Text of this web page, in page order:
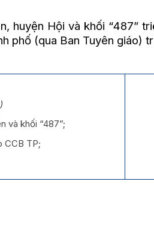
Hội và khối “487”
phố (qua Ban Tuyên giáo)
và khối “487”;
CCB TP;